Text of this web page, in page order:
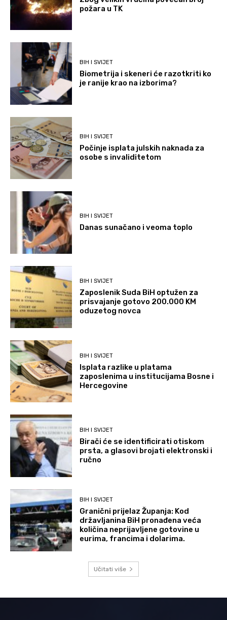
požara u TK
BIH I SVIJET
Biometrija i skeneri će razotkriti ko
je ranije krao na izborima?
BIH I SVIJET
Počinje isplata julskih naknada za
osobe s invaliditetom
BIH I SVIJET
Danas sunačano i veoma toplo
BIH I SVIJET
Zaposlenik Suda BiH optužen za
prisvajanje gotovo 200.000 KM
oduzetog novca
BIH I SVIJET
Isplata razlike u platama
zaposlenima u institucijama Bosne i
Hercegovine
BIH I SVIJET
Birači će se identificirati otiskom
prsta, a glasovi brojati elektronski i
ručno
BIH I SVIJET
Granični prijelaz Županja: Kod
državljanina BiH pronađena veća
količina neprijavljene gotovine u
eurima, francima i dolarima.
Učitati više